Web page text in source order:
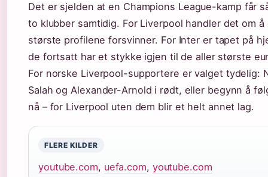
Det er sjelden at en Champions League-kamp får
to klubber samtidig. For Liverpool handler det om
største profilene forsvinner. For Inter er tapet på
de fortsatt har et stykke igjen til de aller største
For norske Liverpool-supportere er valget tydelig:
Salah og Alexander-Arnold i rødt, eller begynn å
nå – for Liverpool uten dem blir et helt annet lag.
FLERE KILDER
youtube.com, uefa.com, youtube.com